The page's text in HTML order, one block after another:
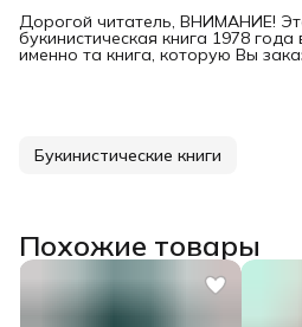
Дорогой читатель, ВНИМАНИЕ!
букинистическая книга 1978
именно та книга, которую Вы
Букинистические книги
Похожие товары